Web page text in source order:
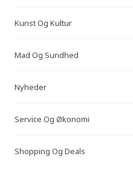
Kunst Og Kultur
Mad Og Sundhed
Nyheder
Service Og Økonomi
Shopping Og Deals